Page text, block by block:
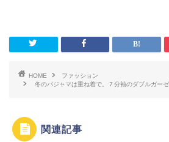
HOME
ファッション
冬のパジャマは重ね着で。７分袖のダブルガー
関連記事